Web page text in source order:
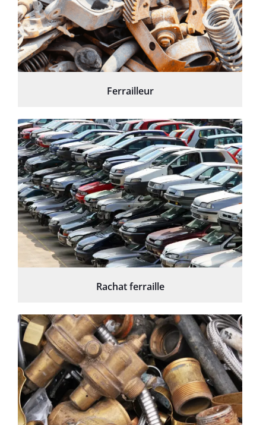
Ferrailleur
Rachat ferraille